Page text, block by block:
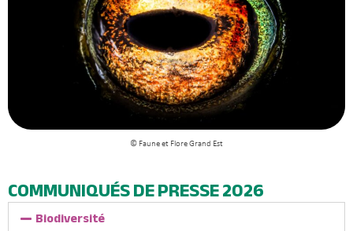
© Faune et Flore Grand Est
COMMUNIQUÉS DE PRESSE 2026
Biodiversité